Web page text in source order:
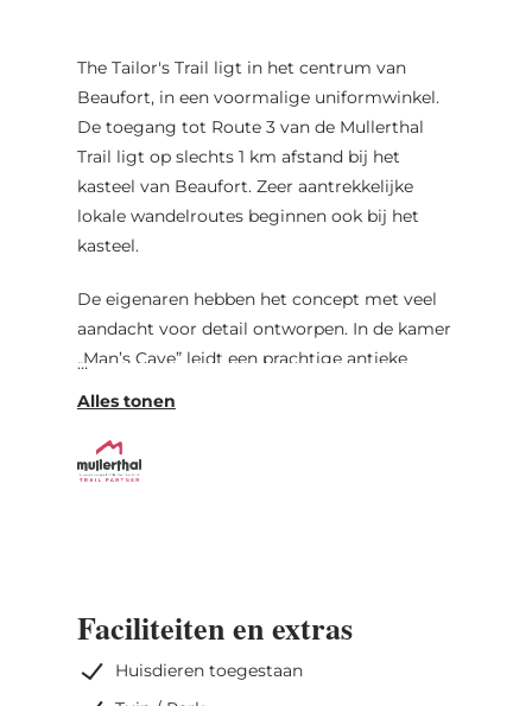
The Tailor's Trail ligt in het centrum van
Beaufort, in een voormalige uniformwinkel.
De toegang tot Route 3 van de Mullerthal
Trail ligt op slechts 1 km afstand bij het
kasteel van Beaufort. Zeer aantrekkelijke
lokale wandelroutes beginnen ook bij het
kasteel.
De eigenaren hebben het concept met veel
aandacht voor detail ontworpen. In de kamer
„Man’s Cave” leidt een prachtige antieke
zitdouche in het bad – speels en uniek.
Gasten delen daarnaast een grote
tweepersoonskamers, allemaal gezellig,
De kamer „Stairway to Heaven” heeft schuine
Faciliteiten en extras
Huisdieren toegestaan